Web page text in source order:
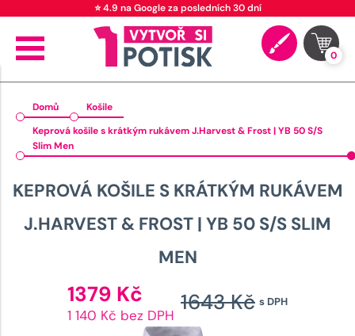
⭐ 4.9 na Google za posledních 30 dní
0
Domů
Košile
Keprová košile s krátkým rukávem J.Harvest & Frost | YB 50 S/S
Slim Men
KEPROVÁ KOŠILE S KRÁTKÝM RUKÁVEM
J.HARVEST & FROST | YB 50 S/S SLIM
MEN
s DPH
1643Kč
1379 Kč cena
je:
1 140 Kč bez DPH